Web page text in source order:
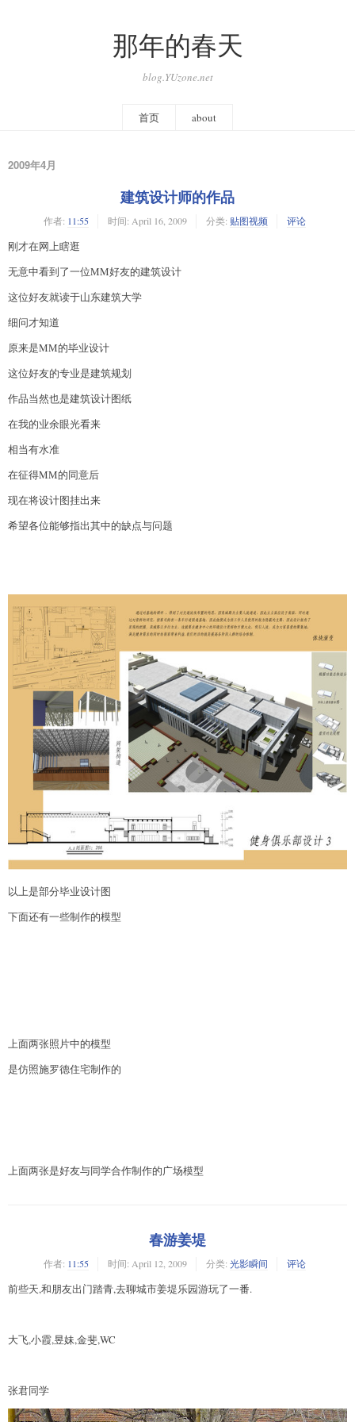
那年的春天
blog.YUzone.net
首页 about
2009年4月
建筑设计师的作品
作者: 11:55 时间: April 16, 2009 分类: 贴图视频 评论
刚才在网上瞎逛
无意中看到了一位MM好友的建筑设计
这位好友就读于山东建筑大学
细问才知道
原来是MM的毕业设计
这位好友的专业是建筑规划
作品当然也是建筑设计图纸
在我的业余眼光看来
相当有水准
在征得MM的同意后
现在将设计图挂出来
希望各位能够指出其中的缺点与问题
以上是部分毕业设计图
下面还有一些制作的模型
上面两张照片中的模型
是仿照施罗德住宅制作的
上面两张是好友与同学合作制作的广场模型
春游姜堤
作者: 11:55 时间: April 12, 2009 分类: 光影瞬间 评论
前些天,和朋友出门踏青,去聊城市姜堤乐园游玩了一番.
大飞,小霞,昱妹,金斐,WC
张君同学